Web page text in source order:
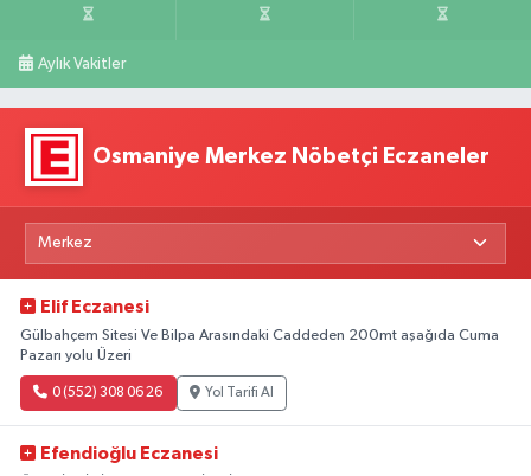
Aylık Vakitler
Osmaniye Merkez Nöbetçi Eczaneler
Elif Eczanesi
Gülbahçem Sitesi Ve Bilpa Arasındaki Caddeden 200mt aşağıda Cuma
Pazarı yolu Üzeri
0 (552) 308 06 26 Yol Tarifi Al
Efendioğlu Eczanesi